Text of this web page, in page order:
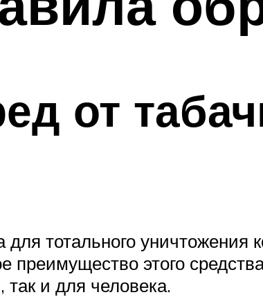
от
тотального уничтожения
преимущество этого
так и для человека.